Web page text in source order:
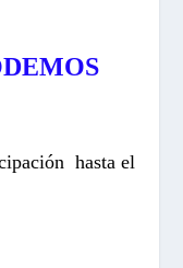
hasta el